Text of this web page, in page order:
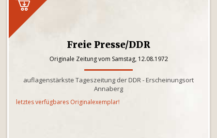
Freie Presse/DDR
Originale Zeitung vom Samstag, 12.08.1972
auflagenstärkste Tageszeitung der DDR - Erscheinungsort
Annaberg
letztes verfügbares Originalexemplar!